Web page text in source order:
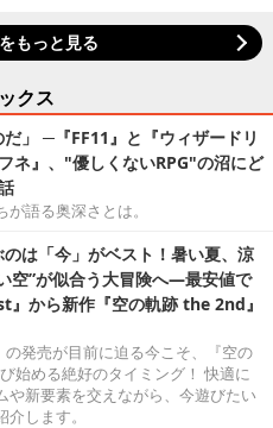
もっと見る
クス
だ」 ─『FF11』と『ウィザードリ
ネ』、"優しくないRPG"の沼にど
語る奥深さとは。
のは「今」がベスト！暑い夏、涼
空”が似合う大冒険へ―最安値で
から新作『空の軌跡 the 2nd』
の発売が目前に迫る今こそ、『空の
始める絶好のタイミング！ 快適に
や新要素を交えながら、今遊びたい
します。